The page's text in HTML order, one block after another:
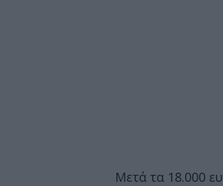
Μετά τα 18.000